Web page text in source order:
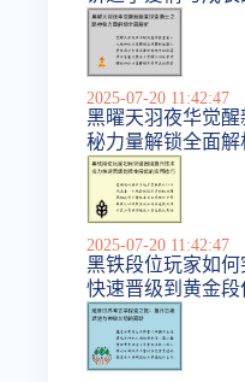
2025-07-20 11:42:47
黑曜天羽夜华觉
秘力量解锁全面解
2025-07-20 11:42:47
黑铁段位玩家如
快速晋级到黄金